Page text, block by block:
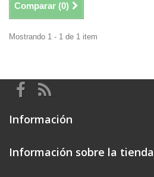
Comparar (0)
Mostrando 1 - 1 de 1 item
Información
Información sobre la tienda